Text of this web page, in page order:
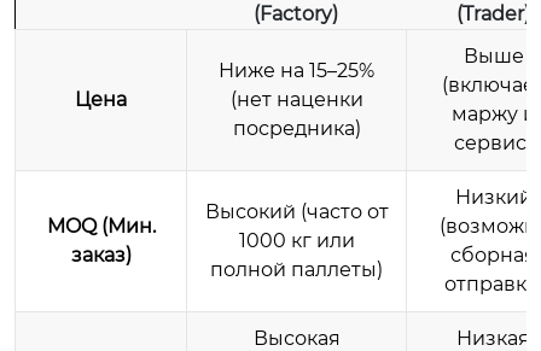
(Factory)
(Trader)
Цена
Ниже на 15–25%
(нет наценки
посредника)
Выше
маржу и
сервис)
MOQ (Мин.
заказ)
Высокий (часто от
1000 кг или
полной паллеты)
Низкий
сборная
Высокая
Низкая